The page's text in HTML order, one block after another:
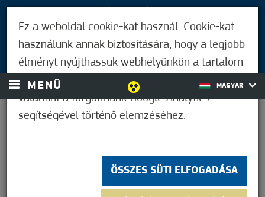
BEJELENTKEZÉS
MENÜ MAGYAR
Ez a weboldal cookie-kat használ. Cookie-kat
használunk annak biztosítására, hogy a legjobb
élményt nyújthassuk webhelyünkön a tartalom
és a hirdetések személyre szabásához,
valamint a forgalmunk Google Analytics
segítségével történő elemzéséhez.
ÖSSZES SÜTI ELFOGADÁSA